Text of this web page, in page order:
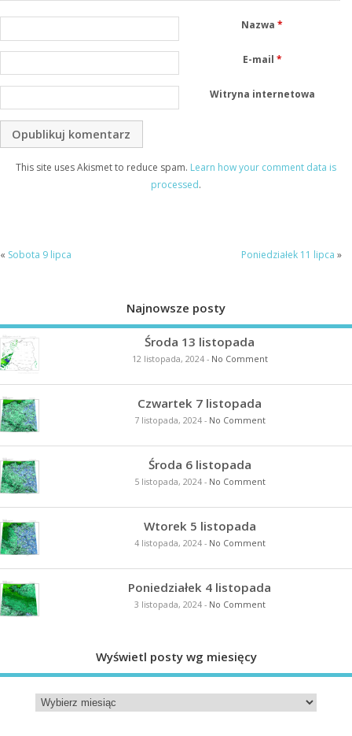
Nazwa*
E-mail *
Witryna internetowa
This site uses Akismet to reduce spam. Learn how your comment data is
processed.
« Sobota 9 lipca Poniedziałek 11 lipca »
Najnowsze posty
Środa 13 listopada
12 listopada, 2024- No Comment
Czwartek 7 listopada
7 listopada, 2024- No Comment
Środa 6 listopada
5 listopada, 2024- No Comment
Wtorek 5 listopada
4 listopada, 2024- No Comment
Poniedziałek 4 listopada
3 listopada, 2024- No Comment
Wyświetl posty wg miesięcy